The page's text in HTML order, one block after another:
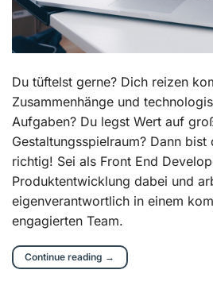
Du tüftelst gerne? Dich reizen
Zusammenhänge und
Aufgaben? Du legst Wert auf
Gestaltungsspielraum? Dann bist
richtig! Sei als Front End
Produktentwicklung dabei und
eigenverantwortlich in einem
engagierten Team.
Continue reading →